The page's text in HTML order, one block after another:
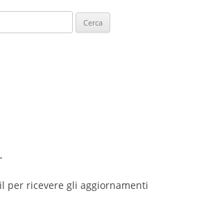
per ricevere gli aggiornamenti